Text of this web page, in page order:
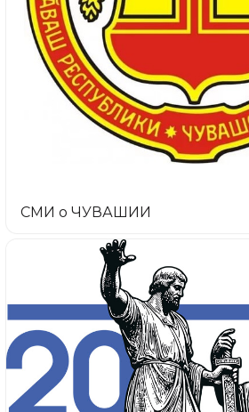
СМИ о ЧУВАШИИ